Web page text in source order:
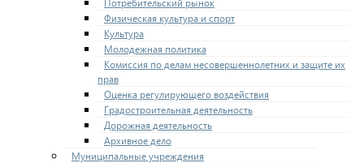
Физическая культура и спорт
Культура
Молодежная политика
Комиссия по делам несовершеннолетних и защите их
прав
Оценка регулирующего воздействия
Градостроительная деятельность
Дорожная деятельность
Архивное дело
Муниципальные учреждения